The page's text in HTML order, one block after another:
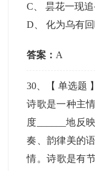
C 、昙花一现
D 、化为乌有
答案： A
30 、【单选题 】
诗歌是一种主
度______地反
奏、韵律美的
情。诗歌是有